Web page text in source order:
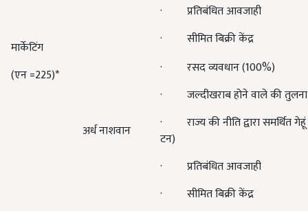
मार्केटिंग
(एन =225)*
· प्रतिबंधित आवजाही
· सीमित बिक्री केंद्र
अर्ध नाशवान
· रसद व्यवधान (100%)
· जल्दीखराब होने वाले की
· राज्य की नीति द्वारा समर्थित
टन)
· प्रतिबंधित आवजाही
· सीमित बिक्री केंद्र